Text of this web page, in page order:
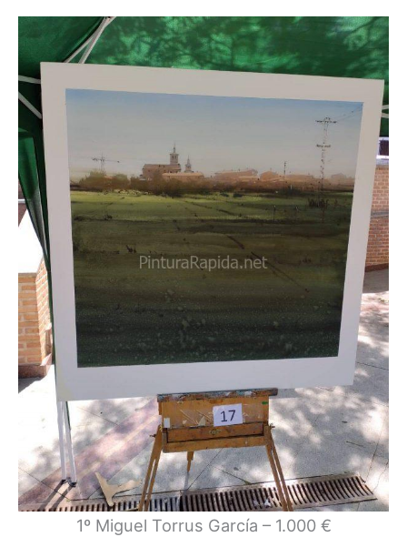
1º Miguel Torrus García – 1.000 €